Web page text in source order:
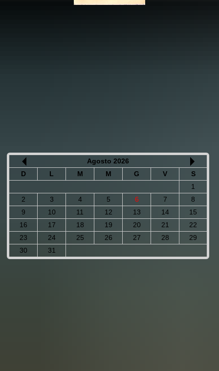
Agosto 2026
D
L M M G V
S
1
2
3 4 5 6 7
8
9
10 11 12 13 14
15
16
17 18 19 20 21
22
23
24 25 26 27 28
29
30
31